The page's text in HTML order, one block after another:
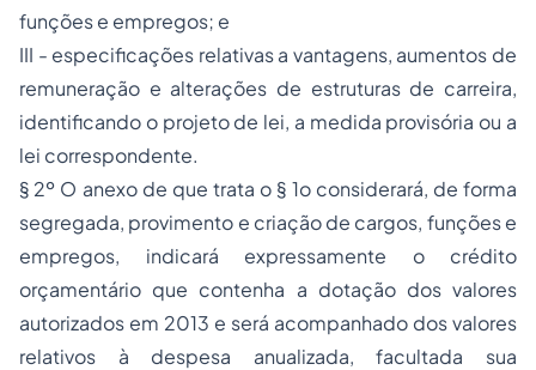
funções e empregos; e
III - especificações relativas a vantagens, aumentos de
remuneração e alterações de estruturas de carreira,
identificando o projeto de lei, a medida provisória ou a
lei correspondente.
§ 2º O anexo de que trata o § 1o considerará, de forma
segregada, provimento e criação de cargos, funções e
empregos, indicará expressamente o crédito
orçamentário que contenha a dotação dos valores
autorizados em 2013 e será acompanhado dos valores
relativos à despesa anualizada, facultada sua